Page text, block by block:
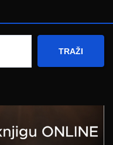
TRAŽI